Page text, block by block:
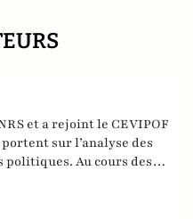
et a rejoint le CEVIPOF
sur l’analyse des
Au cours des
recherches
sur la participation